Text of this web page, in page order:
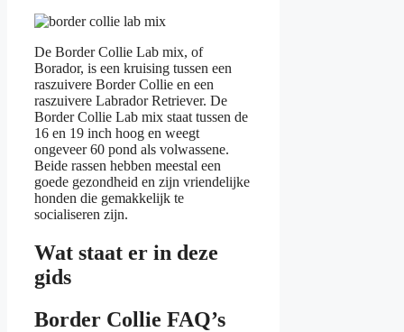
De Border Collie Lab mix, of
Borador, is een kruising tussen een
raszuivere Border Collie en een
raszuivere Labrador Retriever. De
Border Collie Lab mix staat tussen de
16 en 19 inch hoog en weegt
ongeveer 60 pond als volwassene.
Beide rassen hebben meestal een
goede gezondheid en zijn vriendelijke
honden die gemakkelijk te
socialiseren zijn.
Wat staat er in deze
gids
Border Collie FAQ’s